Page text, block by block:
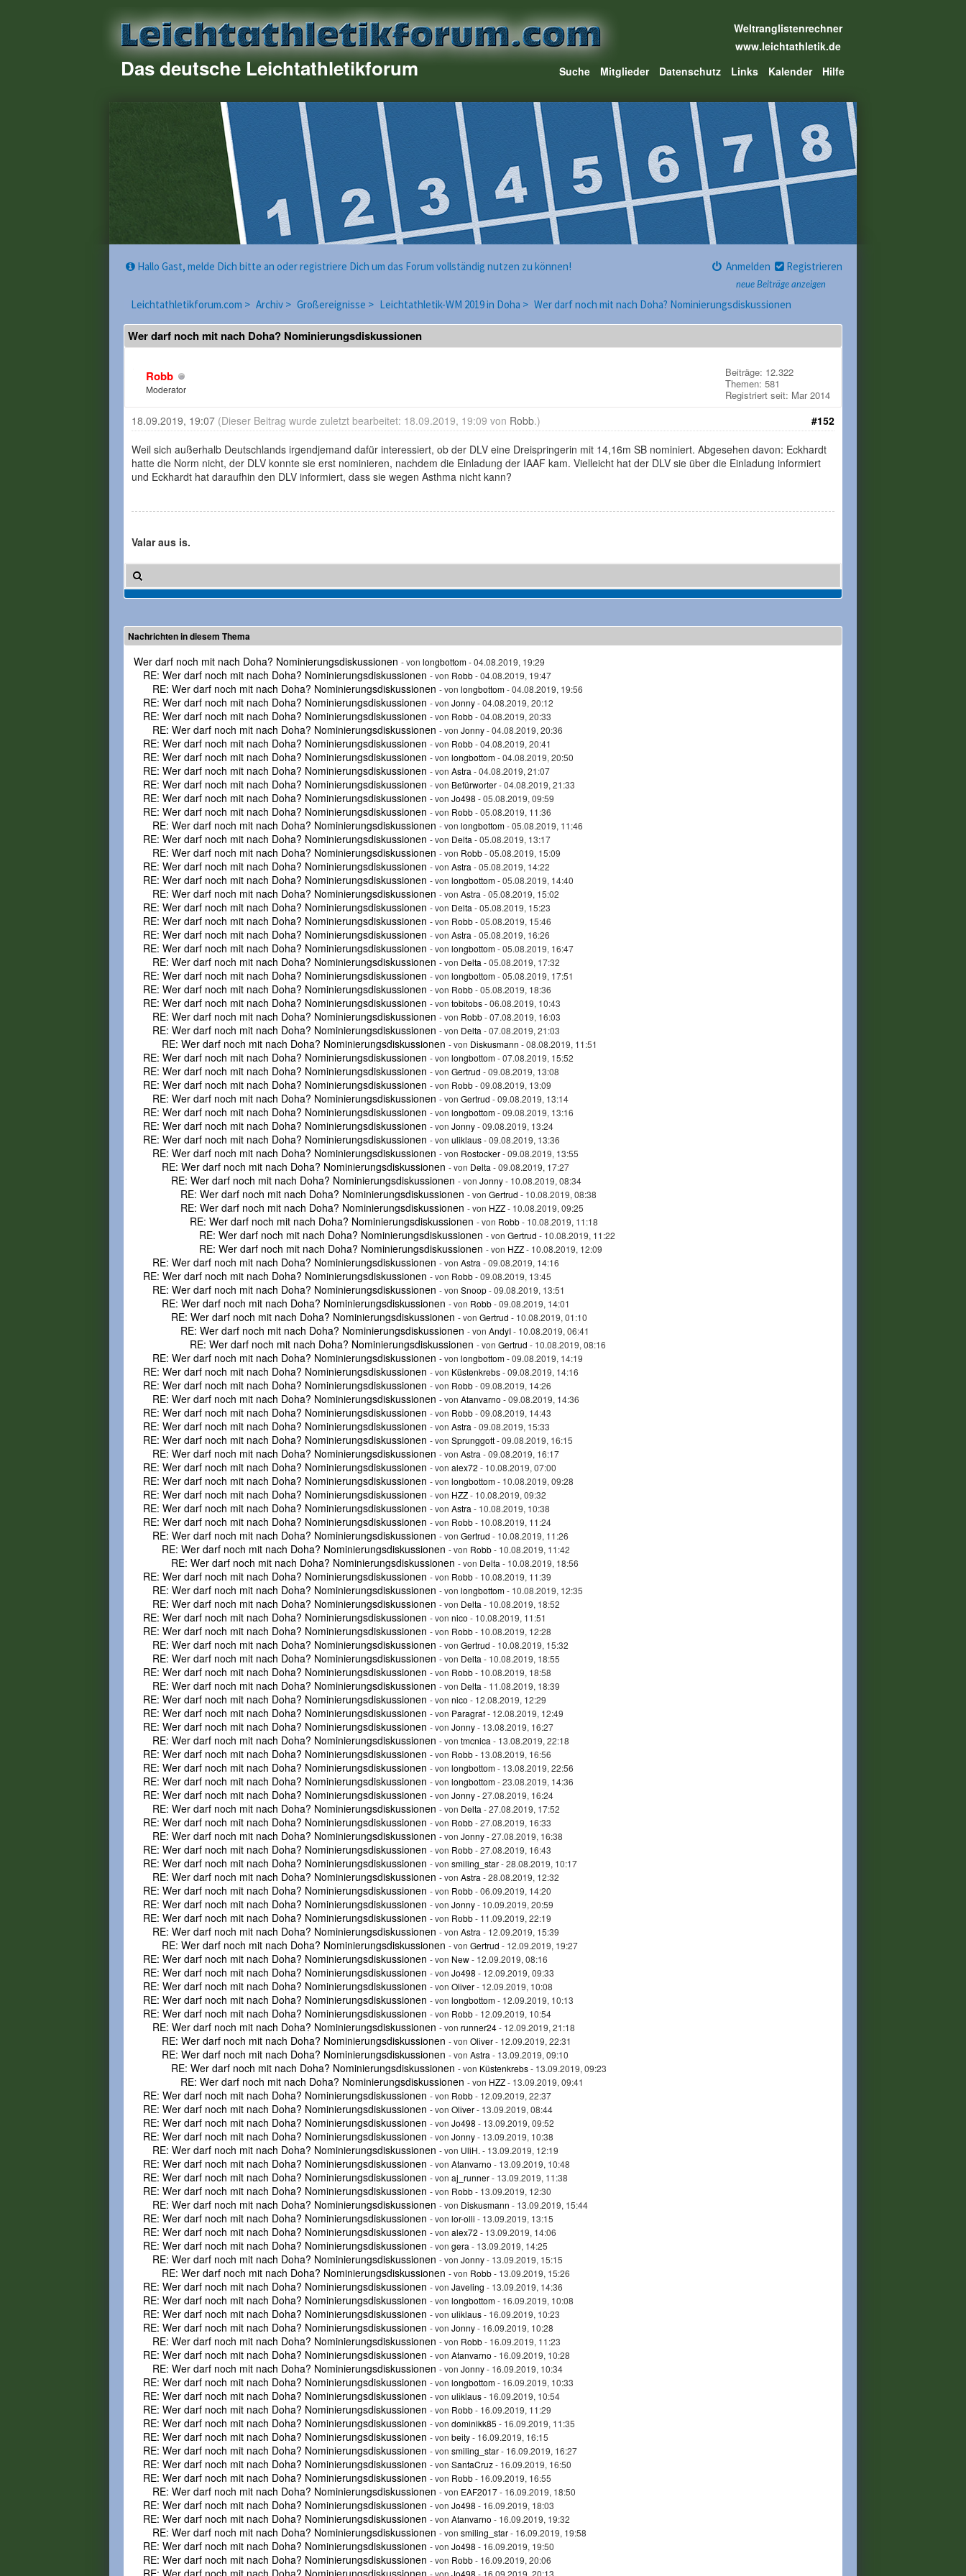
Das deutsche Leichtathletikforum
Weltranglistenrechner
www.leichtathletik.de
Suche
Mitglieder Datenschutz Links Kalender Hilfe
neue Beiträge anzeigen
Hallo Gast, melde Dich bitte an oder registriere Dich um das Forum vollständig nutzen zu können! Anmelden Registrieren
Leichtathletikforum.com > Archiv > Großereignisse > Leichtathletik-WM 2019 in Doha > Wer darf noch mit nach Doha? Nominierungsdiskussionen
Wer darf noch mit nach Doha? Nominierungsdiskussionen
Robb
Moderator
Beiträge: 12.322
Themen: 581
Registriert seit: Mar 2014
#152
18.09.2019, 19:07 (Dieser Beitrag wurde zuletzt bearbeitet: 18.09.2019, 19:09 von Robb.)
Weil sich außerhalb Deutschlands irgendjemand dafür interessiert, ob der DLV eine Dreispringerin mit 14,16m SB nominiert. Abgesehen davon: Eckhardt
hatte die Norm nicht, der DLV konnte sie erst nominieren, nachdem die Einladung der IAAF kam. Vielleicht hat der DLV sie über die Einladung informiert
und Eckhardt hat daraufhin den DLV informiert, dass sie wegen Asthma nicht kann?
Valar aus is.
Nachrichten in diesem Thema
Wer darf noch mit nach Doha? Nominierungsdiskussionen - von longbottom- 04.08.2019, 19:29
RE: Wer darf noch mit nach Doha? Nominierungsdiskussionen - von Robb- 04.08.2019, 19:47
RE: Wer darf noch mit nach Doha? Nominierungsdiskussionen - von longbottom- 04.08.2019, 19:56
RE: Wer darf noch mit nach Doha? Nominierungsdiskussionen - von Jonny- 04.08.2019, 20:12
RE: Wer darf noch mit nach Doha? Nominierungsdiskussionen - von Robb- 04.08.2019, 20:33
RE: Wer darf noch mit nach Doha? Nominierungsdiskussionen - von Jonny- 04.08.2019, 20:36
RE: Wer darf noch mit nach Doha? Nominierungsdiskussionen - von Robb- 04.08.2019, 20:41
RE: Wer darf noch mit nach Doha? Nominierungsdiskussionen - von longbottom- 04.08.2019, 20:50
RE: Wer darf noch mit nach Doha? Nominierungsdiskussionen - von Astra - 04.08.2019, 21:07
RE: Wer darf noch mit nach Doha? Nominierungsdiskussionen - von Befürworter- 04.08.2019, 21:33
RE: Wer darf noch mit nach Doha? Nominierungsdiskussionen - von Jo498 - 05.08.2019, 09:59
RE: Wer darf noch mit nach Doha? Nominierungsdiskussionen - von Robb- 05.08.2019, 11:36
RE: Wer darf noch mit nach Doha? Nominierungsdiskussionen - von longbottom- 05.08.2019, 11:46
RE: Wer darf noch mit nach Doha? Nominierungsdiskussionen - von Delta - 05.08.2019, 13:17
RE: Wer darf noch mit nach Doha? Nominierungsdiskussionen - von Robb- 05.08.2019, 15:09
RE: Wer darf noch mit nach Doha? Nominierungsdiskussionen - von Astra - 05.08.2019, 14:22
RE: Wer darf noch mit nach Doha? Nominierungsdiskussionen - von longbottom- 05.08.2019, 14:40
RE: Wer darf noch mit nach Doha? Nominierungsdiskussionen - von Astra - 05.08.2019, 15:02
RE: Wer darf noch mit nach Doha? Nominierungsdiskussionen - von Delta - 05.08.2019, 15:23
RE: Wer darf noch mit nach Doha? Nominierungsdiskussionen - von Robb- 05.08.2019, 15:46
RE: Wer darf noch mit nach Doha? Nominierungsdiskussionen - von Astra - 05.08.2019, 16:26
RE: Wer darf noch mit nach Doha? Nominierungsdiskussionen - von longbottom- 05.08.2019, 16:47
RE: Wer darf noch mit nach Doha? Nominierungsdiskussionen - von Delta - 05.08.2019, 17:32
RE: Wer darf noch mit nach Doha? Nominierungsdiskussionen - von longbottom- 05.08.2019, 17:51
RE: Wer darf noch mit nach Doha? Nominierungsdiskussionen - von Robb- 05.08.2019, 18:36
RE: Wer darf noch mit nach Doha? Nominierungsdiskussionen - von tobitobs- 06.08.2019, 10:43
RE: Wer darf noch mit nach Doha? Nominierungsdiskussionen - von Robb- 07.08.2019, 16:03
RE: Wer darf noch mit nach Doha? Nominierungsdiskussionen - von Delta - 07.08.2019, 21:03
RE: Wer darf noch mit nach Doha? Nominierungsdiskussionen - von Diskusmann - 08.08.2019, 11:51
RE: Wer darf noch mit nach Doha? Nominierungsdiskussionen - von longbottom- 07.08.2019, 15:52
RE: Wer darf noch mit nach Doha? Nominierungsdiskussionen - von Gertrud - 09.08.2019, 13:08
RE: Wer darf noch mit nach Doha? Nominierungsdiskussionen - von Robb- 09.08.2019, 13:09
RE: Wer darf noch mit nach Doha? Nominierungsdiskussionen - von Gertrud - 09.08.2019, 13:14
RE: Wer darf noch mit nach Doha? Nominierungsdiskussionen - von longbottom- 09.08.2019, 13:16
RE: Wer darf noch mit nach Doha? Nominierungsdiskussionen - von Jonny- 09.08.2019, 13:24
RE: Wer darf noch mit nach Doha? Nominierungsdiskussionen - von uliklaus- 09.08.2019, 13:36
RE: Wer darf noch mit nach Doha? Nominierungsdiskussionen - von Rostocker- 09.08.2019, 13:55
RE: Wer darf noch mit nach Doha? Nominierungsdiskussionen - von Delta - 09.08.2019, 17:27
RE: Wer darf noch mit nach Doha? Nominierungsdiskussionen - von Jonny- 10.08.2019, 08:34
RE: Wer darf noch mit nach Doha? Nominierungsdiskussionen - von Gertrud - 10.08.2019, 08:38
RE: Wer darf noch mit nach Doha? Nominierungsdiskussionen - von HZZ- 10.08.2019, 09:25
RE: Wer darf noch mit nach Doha? Nominierungsdiskussionen - von Robb- 10.08.2019, 11:18
RE: Wer darf noch mit nach Doha? Nominierungsdiskussionen - von Gertrud - 10.08.2019, 11:22
RE: Wer darf noch mit nach Doha? Nominierungsdiskussionen - von HZZ- 10.08.2019, 12:09
RE: Wer darf noch mit nach Doha? Nominierungsdiskussionen - von Astra - 09.08.2019, 14:16
RE: Wer darf noch mit nach Doha? Nominierungsdiskussionen - von Robb- 09.08.2019, 13:45
RE: Wer darf noch mit nach Doha? Nominierungsdiskussionen - von Snoop- 09.08.2019, 13:51
RE: Wer darf noch mit nach Doha? Nominierungsdiskussionen - von Robb- 09.08.2019, 14:01
RE: Wer darf noch mit nach Doha? Nominierungsdiskussionen - von Gertrud - 10.08.2019, 01:10
RE: Wer darf noch mit nach Doha? Nominierungsdiskussionen - von AndyI- 10.08.2019, 06:41
RE: Wer darf noch mit nach Doha? Nominierungsdiskussionen - von Gertrud - 10.08.2019, 08:16
RE: Wer darf noch mit nach Doha? Nominierungsdiskussionen - von longbottom- 09.08.2019, 14:19
RE: Wer darf noch mit nach Doha? Nominierungsdiskussionen - von Küstenkrebs- 09.08.2019, 14:16
RE: Wer darf noch mit nach Doha? Nominierungsdiskussionen - von Robb- 09.08.2019, 14:26
RE: Wer darf noch mit nach Doha? Nominierungsdiskussionen - von Atanvarno - 09.08.2019, 14:36
RE: Wer darf noch mit nach Doha? Nominierungsdiskussionen - von Robb- 09.08.2019, 14:43
RE: Wer darf noch mit nach Doha? Nominierungsdiskussionen - von Astra - 09.08.2019, 15:33
RE: Wer darf noch mit nach Doha? Nominierungsdiskussionen - von Sprunggott- 09.08.2019, 16:15
RE: Wer darf noch mit nach Doha? Nominierungsdiskussionen - von Astra - 09.08.2019, 16:17
RE: Wer darf noch mit nach Doha? Nominierungsdiskussionen - von alex72 - 10.08.2019, 07:00
RE: Wer darf noch mit nach Doha? Nominierungsdiskussionen - von longbottom- 10.08.2019, 09:28
RE: Wer darf noch mit nach Doha? Nominierungsdiskussionen - von HZZ- 10.08.2019, 09:32
RE: Wer darf noch mit nach Doha? Nominierungsdiskussionen - von Astra - 10.08.2019, 10:38
RE: Wer darf noch mit nach Doha? Nominierungsdiskussionen - von Robb- 10.08.2019, 11:24
RE: Wer darf noch mit nach Doha? Nominierungsdiskussionen - von Gertrud - 10.08.2019, 11:26
RE: Wer darf noch mit nach Doha? Nominierungsdiskussionen - von Robb- 10.08.2019, 11:42
RE: Wer darf noch mit nach Doha? Nominierungsdiskussionen - von Delta - 10.08.2019, 18:56
RE: Wer darf noch mit nach Doha? Nominierungsdiskussionen - von Robb- 10.08.2019, 11:39
RE: Wer darf noch mit nach Doha? Nominierungsdiskussionen - von longbottom- 10.08.2019, 12:35
RE: Wer darf noch mit nach Doha? Nominierungsdiskussionen - von Delta - 10.08.2019, 18:52
RE: Wer darf noch mit nach Doha? Nominierungsdiskussionen - von nico - 10.08.2019, 11:51
RE: Wer darf noch mit nach Doha? Nominierungsdiskussionen - von Robb- 10.08.2019, 12:28
RE: Wer darf noch mit nach Doha? Nominierungsdiskussionen - von Gertrud - 10.08.2019, 15:32
RE: Wer darf noch mit nach Doha? Nominierungsdiskussionen - von Delta - 10.08.2019, 18:55
RE: Wer darf noch mit nach Doha? Nominierungsdiskussionen - von Robb- 10.08.2019, 18:58
RE: Wer darf noch mit nach Doha? Nominierungsdiskussionen - von Delta - 11.08.2019, 18:39
RE: Wer darf noch mit nach Doha? Nominierungsdiskussionen - von nico - 12.08.2019, 12:29
RE: Wer darf noch mit nach Doha? Nominierungsdiskussionen - von Paragraf- 12.08.2019, 12:49
RE: Wer darf noch mit nach Doha? Nominierungsdiskussionen - von Jonny- 13.08.2019, 16:27
RE: Wer darf noch mit nach Doha? Nominierungsdiskussionen - von tmcnica - 13.08.2019, 22:18
RE: Wer darf noch mit nach Doha? Nominierungsdiskussionen - von Robb- 13.08.2019, 16:56
RE: Wer darf noch mit nach Doha? Nominierungsdiskussionen - von longbottom- 13.08.2019, 22:56
RE: Wer darf noch mit nach Doha? Nominierungsdiskussionen - von longbottom- 23.08.2019, 14:36
RE: Wer darf noch mit nach Doha? Nominierungsdiskussionen - von Jonny- 27.08.2019, 16:24
RE: Wer darf noch mit nach Doha? Nominierungsdiskussionen - von Delta - 27.08.2019, 17:52
RE: Wer darf noch mit nach Doha? Nominierungsdiskussionen - von Robb- 27.08.2019, 16:33
RE: Wer darf noch mit nach Doha? Nominierungsdiskussionen - von Jonny- 27.08.2019, 16:38
RE: Wer darf noch mit nach Doha? Nominierungsdiskussionen - von Robb- 27.08.2019, 16:43
RE: Wer darf noch mit nach Doha? Nominierungsdiskussionen - von smiling_star- 28.08.2019, 10:17
RE: Wer darf noch mit nach Doha? Nominierungsdiskussionen - von Astra - 28.08.2019, 12:32
RE: Wer darf noch mit nach Doha? Nominierungsdiskussionen - von Robb- 06.09.2019, 14:20
RE: Wer darf noch mit nach Doha? Nominierungsdiskussionen - von Jonny- 10.09.2019, 20:59
RE: Wer darf noch mit nach Doha? Nominierungsdiskussionen - von Robb- 11.09.2019, 22:19
RE: Wer darf noch mit nach Doha? Nominierungsdiskussionen - von Astra - 12.09.2019, 15:39
RE: Wer darf noch mit nach Doha? Nominierungsdiskussionen - von Gertrud - 12.09.2019, 19:27
RE: Wer darf noch mit nach Doha? Nominierungsdiskussionen - von New- 12.09.2019, 08:16
RE: Wer darf noch mit nach Doha? Nominierungsdiskussionen - von Jo498 - 12.09.2019, 09:33
RE: Wer darf noch mit nach Doha? Nominierungsdiskussionen - von Oliver- 12.09.2019, 10:08
RE: Wer darf noch mit nach Doha? Nominierungsdiskussionen - von longbottom- 12.09.2019, 10:13
RE: Wer darf noch mit nach Doha? Nominierungsdiskussionen - von Robb- 12.09.2019, 10:54
RE: Wer darf noch mit nach Doha? Nominierungsdiskussionen - von runner24- 12.09.2019, 21:18
RE: Wer darf noch mit nach Doha? Nominierungsdiskussionen - von Oliver- 12.09.2019, 22:31
RE: Wer darf noch mit nach Doha? Nominierungsdiskussionen - von Astra - 13.09.2019, 09:10
RE: Wer darf noch mit nach Doha? Nominierungsdiskussionen - von Küstenkrebs- 13.09.2019, 09:23
RE: Wer darf noch mit nach Doha? Nominierungsdiskussionen - von HZZ- 13.09.2019, 09:41
RE: Wer darf noch mit nach Doha? Nominierungsdiskussionen - von Robb- 12.09.2019, 22:37
RE: Wer darf noch mit nach Doha? Nominierungsdiskussionen - von Oliver- 13.09.2019, 08:44
RE: Wer darf noch mit nach Doha? Nominierungsdiskussionen - von Jo498 - 13.09.2019, 09:52
RE: Wer darf noch mit nach Doha? Nominierungsdiskussionen - von Jonny- 13.09.2019, 10:38
RE: Wer darf noch mit nach Doha? Nominierungsdiskussionen - von UliH. - 13.09.2019, 12:19
RE: Wer darf noch mit nach Doha? Nominierungsdiskussionen - von Atanvarno - 13.09.2019, 10:48
RE: Wer darf noch mit nach Doha? Nominierungsdiskussionen - von aj_runner- 13.09.2019, 11:38
RE: Wer darf noch mit nach Doha? Nominierungsdiskussionen - von Robb- 13.09.2019, 12:30
RE: Wer darf noch mit nach Doha? Nominierungsdiskussionen - von Diskusmann - 13.09.2019, 15:44
RE: Wer darf noch mit nach Doha? Nominierungsdiskussionen - von lor-olli - 13.09.2019, 13:15
RE: Wer darf noch mit nach Doha? Nominierungsdiskussionen - von alex72 - 13.09.2019, 14:06
RE: Wer darf noch mit nach Doha? Nominierungsdiskussionen - von gera - 13.09.2019, 14:25
RE: Wer darf noch mit nach Doha? Nominierungsdiskussionen - von Jonny- 13.09.2019, 15:15
RE: Wer darf noch mit nach Doha? Nominierungsdiskussionen - von Robb- 13.09.2019, 15:26
RE: Wer darf noch mit nach Doha? Nominierungsdiskussionen - von Javeling - 13.09.2019, 14:36
RE: Wer darf noch mit nach Doha? Nominierungsdiskussionen - von longbottom- 16.09.2019, 10:08
RE: Wer darf noch mit nach Doha? Nominierungsdiskussionen - von uliklaus- 16.09.2019, 10:23
RE: Wer darf noch mit nach Doha? Nominierungsdiskussionen - von Jonny- 16.09.2019, 10:28
RE: Wer darf noch mit nach Doha? Nominierungsdiskussionen - von Robb- 16.09.2019, 11:23
RE: Wer darf noch mit nach Doha? Nominierungsdiskussionen - von Atanvarno - 16.09.2019, 10:28
RE: Wer darf noch mit nach Doha? Nominierungsdiskussionen - von Jonny- 16.09.2019, 10:34
RE: Wer darf noch mit nach Doha? Nominierungsdiskussionen - von longbottom- 16.09.2019, 10:33
RE: Wer darf noch mit nach Doha? Nominierungsdiskussionen - von uliklaus- 16.09.2019, 10:54
RE: Wer darf noch mit nach Doha? Nominierungsdiskussionen - von Robb- 16.09.2019, 11:29
RE: Wer darf noch mit nach Doha? Nominierungsdiskussionen - von dominikk85 - 16.09.2019, 11:35
RE: Wer darf noch mit nach Doha? Nominierungsdiskussionen - von beity- 16.09.2019, 16:15
RE: Wer darf noch mit nach Doha? Nominierungsdiskussionen - von smiling_star- 16.09.2019, 16:27
RE: Wer darf noch mit nach Doha? Nominierungsdiskussionen - von SantaCruz- 16.09.2019, 16:50
RE: Wer darf noch mit nach Doha? Nominierungsdiskussionen - von Robb- 16.09.2019, 16:55
RE: Wer darf noch mit nach Doha? Nominierungsdiskussionen - von EAF2017- 16.09.2019, 18:50
RE: Wer darf noch mit nach Doha? Nominierungsdiskussionen - von Jo498 - 16.09.2019, 18:03
RE: Wer darf noch mit nach Doha? Nominierungsdiskussionen - von Atanvarno - 16.09.2019, 19:32
RE: Wer darf noch mit nach Doha? Nominierungsdiskussionen - von smiling_star- 16.09.2019, 19:58
RE: Wer darf noch mit nach Doha? Nominierungsdiskussionen - von Jo498 - 16.09.2019, 19:50
RE: Wer darf noch mit nach Doha? Nominierungsdiskussionen - von Robb- 16.09.2019, 20:06
RE: Wer darf noch mit nach Doha? Nominierungsdiskussionen - von Jo498 - 16.09.2019, 20:13